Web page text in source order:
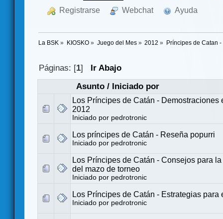
Registrarse Webchat Ayuda
La BSK » KIOSKO» Juego del Mes» 2012 » Príncipes de Catan
Páginas: [1]
Ir Abajo
Asunto/ Iniciado por
Los Príncipes de Catán - Demostraciones
2012
Iniciado por pedrotronic
Los príncipes de Catán - Reseña popurri
Iniciado por pedrotronic
Los Príncipes de Catán - Consejos para
del mazo de torneo
Iniciado por pedrotronic
Los Príncipes de Catán - Estrategias para
Iniciado por pedrotronic